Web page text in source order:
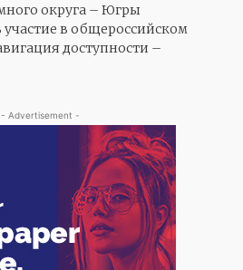
округа – Югры
в общероссийском
доступности –
- Advertisement -